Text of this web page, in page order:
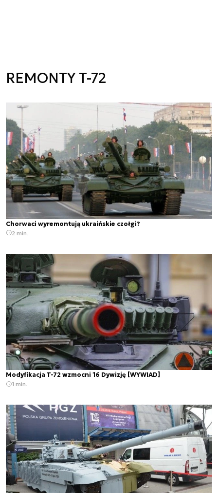
REMONTY T-72
Chorwaci wyremontują ukraińskie czołgi?
2 min.
Modyfikacja T-72 wzmocni 16 Dywizję [WYWIAD]
1 min.